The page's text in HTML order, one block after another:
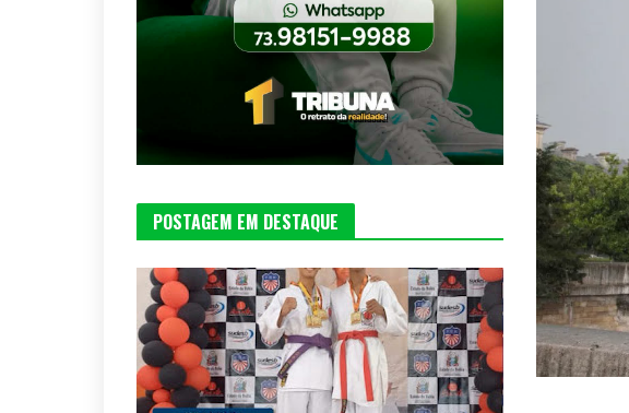
POSTAGEM EM DESTAQUE